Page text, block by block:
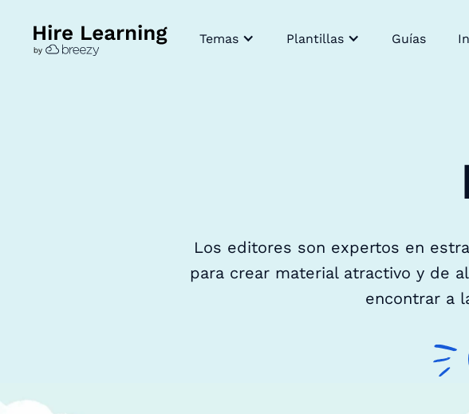
Temas Plantillas Guías
Los editores son expertos en
para crear material atractivo y de
encontrar a